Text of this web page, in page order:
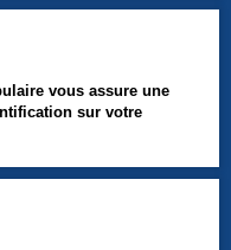
vous assure une
sur votre